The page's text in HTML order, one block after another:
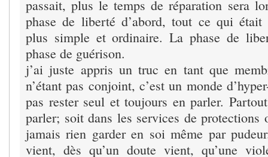
passait, plus le temps de réparation sera
phase de liberté d’abord, tout ce qui était
plus simple et ordinaire. La phase de
phase de guérison.
j’ai juste appris un truc en tant que
n’étant pas conjoint, c’est un monde
pas rester seul et toujours en parler.
parler; soit dans les services de protections
jamais rien garder en soi même par
vient, dès qu’un doute vient, qu’une